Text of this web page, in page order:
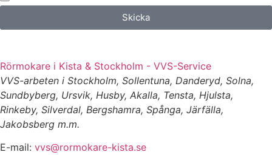
Skicka
Rörmokare i Kista & Stockholm - VVS-Service
VVS-arbeten i Stockholm, Sollentuna, Danderyd, Solna,
Sundbyberg, Ursvik, Husby, Akalla, Tensta, Hjulsta,
Rinkeby, Silverdal, Bergshamra, Spånga, Järfälla,
Jakobsberg m.m.
E-mail: vvs@rormokare-kista.se